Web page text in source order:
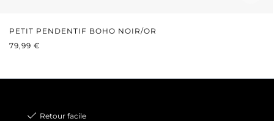
PETIT PENDENTIF BOHO NOIR/OR
PRIX RÉGULIER :
79,99 €
Retour facile